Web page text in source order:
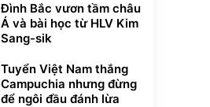
Đình Bắc vươn tầm châu
Á và bài học từ HLV Kim
Sang-sik
Tuyển Việt Nam thắng
Campuchia nhưng đừng
để ngôi đầu đánh lừa